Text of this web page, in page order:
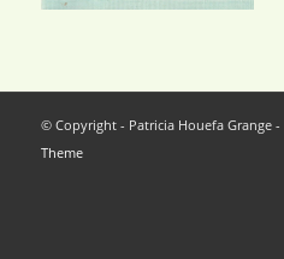
© Copyright - Patricia Houefa Grange -
Theme